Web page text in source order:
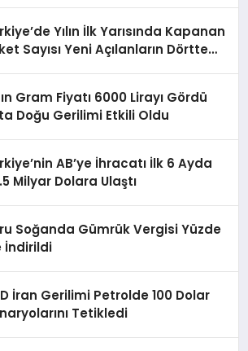
Yılın İlk Yarısında Kapanan
Sayısı Yeni Açılanların Dörtte
Gram Fiyatı 6000 Lirayı Gördü
Doğu Gerilimi Etkili Oldu
AB’ye İhracatı İlk 6 Ayda
Milyar Dolara Ulaştı
Soğanda Gümrük Vergisi Yüzde
İndirildi
İran Gerilimi Petrolde 100 Dolar
Tetikledi